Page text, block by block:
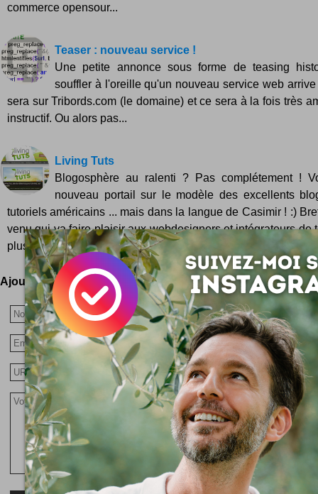
commerce opensour...
Teaser : nouveau service !
Une petite annonce sous forme de teasing
souffler à l'oreille qu'un nouveau service web
sera sur Tribords.com (le domaine) et ce sera à la fois très
instructif. Ou alors pas...
Living Tuts
Blogosphère au ralenti ? Pas complétement !
nouveau portail sur le modèle des excellents
tutoriels américains ... mais dans la langue de Casimir ! :)
venu qui va faire plaisir aux webdesigners et intégrateurs de
plus, il...
Ajoutez votre avis !